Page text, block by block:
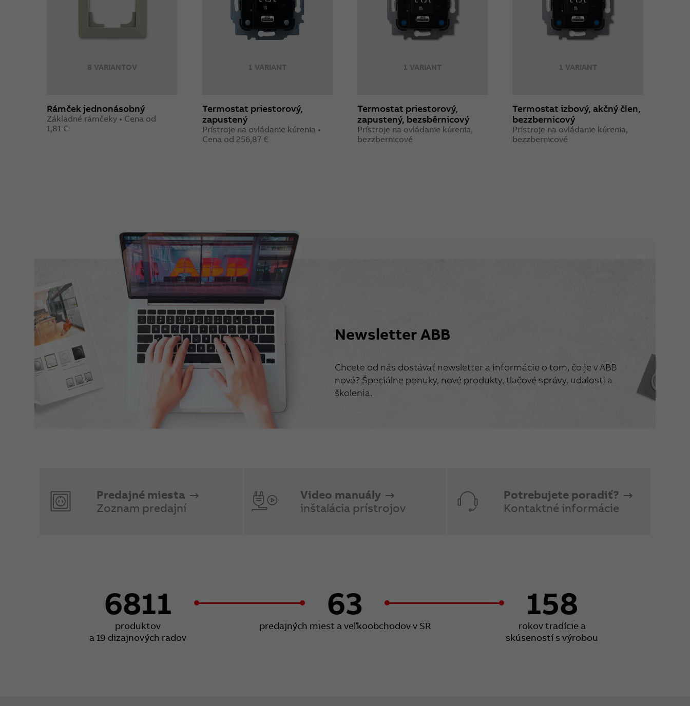
8 VARIANTOV
Rámček jednonásobný
Základné rámčeky • Cena od
1,81 €
1 VARIANT
Termostat priestorový,
zapustený
Prístroje na ovládanie kúrenia •
Cena od 256,87 €
1 VARIANT
Termostat priestorový,
zapustený, bezsběrnicový
Prístroje na ovládanie kúrenia,
bezzbernicové
1 VARIANT
Termostat izbový, akčný člen,
bezzbernicový
Prístroje na ovládanie kúrenia,
bezzbernicové
Newsletter ABB
Chcete od nás dostávať newsletter a informácie o tom, čo je v ABB
nové? Špeciálne ponuky, nové produkty, tlačové správy, udalosti a
školenia.
Predajné miesta
Zoznam predajní
Video manuály
inštalácia prístrojov
Potrebujete poradiť?
Kontaktné informácie
6811
produktov
a 19 dizajnových radov
63
predajných miest a veľkoobchodov v SR
158
rokov tradície a
skúseností s výrobou